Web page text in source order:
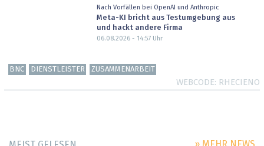
Nach Vorfällen bei OpenAI und Anthropic
Meta-KI bricht aus Testumgebung aus
und hackt andere Firma
06.08.2026 - 14:57Uhr
BNC DIENSTLEISTER ZUSAMMENARBEIT
WEBCODE RHECIENO